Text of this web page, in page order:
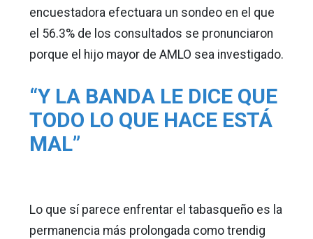
encuestadora efectuara un sondeo en el que
el 56.3% de los consultados se pronunciaron
porque el hijo mayor de AMLO sea investigado.
“Y LA BANDA LE DICE QUE
TODO LO QUE HACE ESTÁ
MAL”
Lo que sí parece enfrentar el tabasqueño es la
permanencia más prolongada como trendig